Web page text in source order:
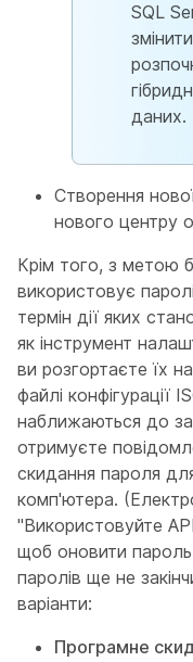
SQL
даних.
Створення
нового центру
Крім того, з метою
використовує
термін дії яких
як інструмент
ви розгортаєте їх
файлі конфігурації
наближаються до
отримуєте
скидання пароля
комп'ютера.
"Використовуйте
щоб оновити
паролів ще не
варіанти:
Програмне